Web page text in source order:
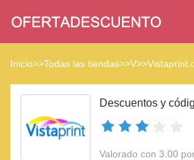
Inicio>>Todas las tiendas>>V>>
Valorado con 3.00